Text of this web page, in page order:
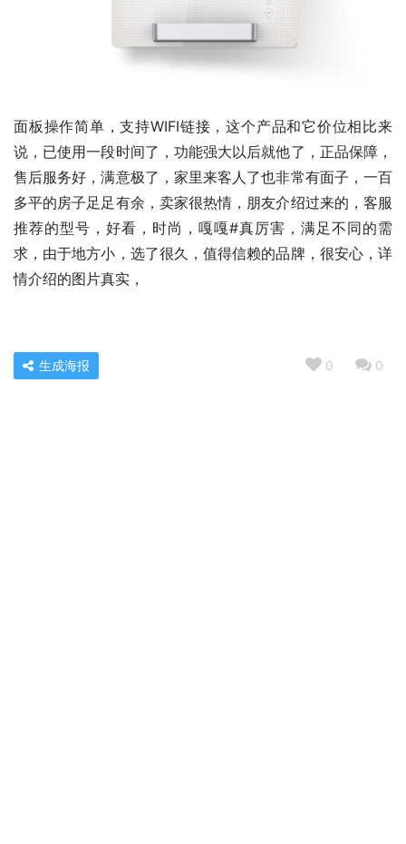
面板操作简单，支持WIFI链接，这个产品和它价位相比来
说，已使用一段时间了，功能强大以后就他了，正品保障，
售后服务好，满意极了，家里来客人了也非常有面子，一百
多平的房子足足有余，卖家很热情，朋友介绍过来的，客服
推荐的型号，好看，时尚，嘎嘎#真厉害，满足不同的需
求，由于地方小，选了很久，值得信赖的品牌，很安心，详
情介绍的图片真实，
0 0
生成海报